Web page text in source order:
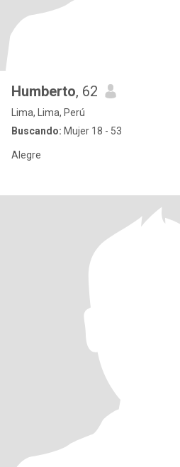
Humberto, 62
Lima, Lima, Perú
Buscando: Mujer 18 - 53
Alegre